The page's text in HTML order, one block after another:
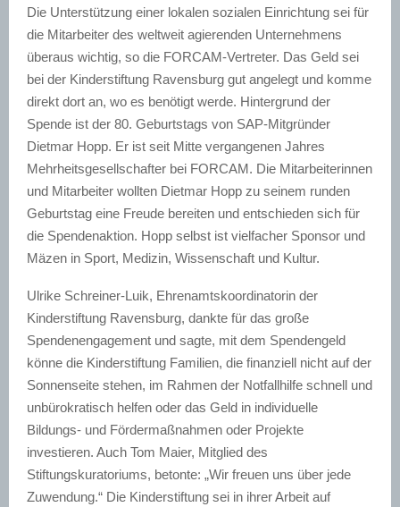
Die Unterstützung einer lokalen sozialen Einrichtung sei für
die Mitarbeiter des weltweit agierenden Unternehmens
überaus wichtig, so die FORCAM-Vertreter. Das Geld sei
bei der Kinderstiftung Ravensburg gut angelegt und komme
direkt dort an, wo es benötigt werde. Hintergrund der
Spende ist der 80. Geburtstags von SAP-Mitgründer
Dietmar Hopp. Er ist seit Mitte vergangenen Jahres
Mehrheitsgesellschafter bei FORCAM. Die Mitarbeiterinnen
und Mitarbeiter wollten Dietmar Hopp zu seinem runden
Geburtstag eine Freude bereiten und entschieden sich für
die Spendenaktion. Hopp selbst ist vielfacher Sponsor und
Mäzen in Sport, Medizin, Wissenschaft und Kultur.
Ulrike Schreiner-Luik, Ehrenamtskoordinatorin der
Kinderstiftung Ravensburg, dankte für das große
Spendenengagement und sagte, mit dem Spendengeld
könne die Kinderstiftung Familien, die finanziell nicht auf der
Sonnenseite stehen, im Rahmen der Notfallhilfe schnell und
unbürokratisch helfen oder das Geld in individuelle
Bildungs- und Fördermaßnahmen oder Projekte
investieren. Auch Tom Maier, Mitglied des
Stiftungskuratoriums, betonte: „Wir freuen uns über jede
Zuwendung.“ Die Kinderstiftung sei in ihrer Arbeit auf